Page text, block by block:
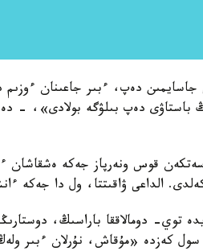
جاسايمىن دەپ، ءبىر جاعىنان
باستاۋى دەپ بىلۋگە بولادى»، -
قوس ونەرپاز جەكە ەشقاشان
الداعى ۋاقىتتا، ول دا جەكە
توي- دومالاققا باراسىڭ،
سول كەزدە «مۇقاش، نۇرلان ءبىر